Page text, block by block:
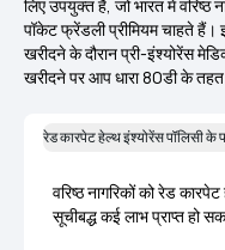
लिए उपयुक्त है, जो भारत में वरिष्ठ
पॉकेट फ्रेंडली प्रीमियम चाहते हैं।
खरीदने के दौरान प्री-इंश्योरेंस
खरीदने पर आपधारा 80डी केतहत
रेड कारपेट हेल्थ इंश्योरेंस पॉलिसी के
वरिष्ठ नागरिकों को रेड
सूचीबद्ध कई लाभ प्राप्त हो